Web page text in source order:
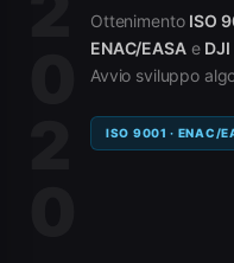
Ottenimento ISO
ENAC/EASAe
Avvio sviluppo
ISO 9001 · ENAC/